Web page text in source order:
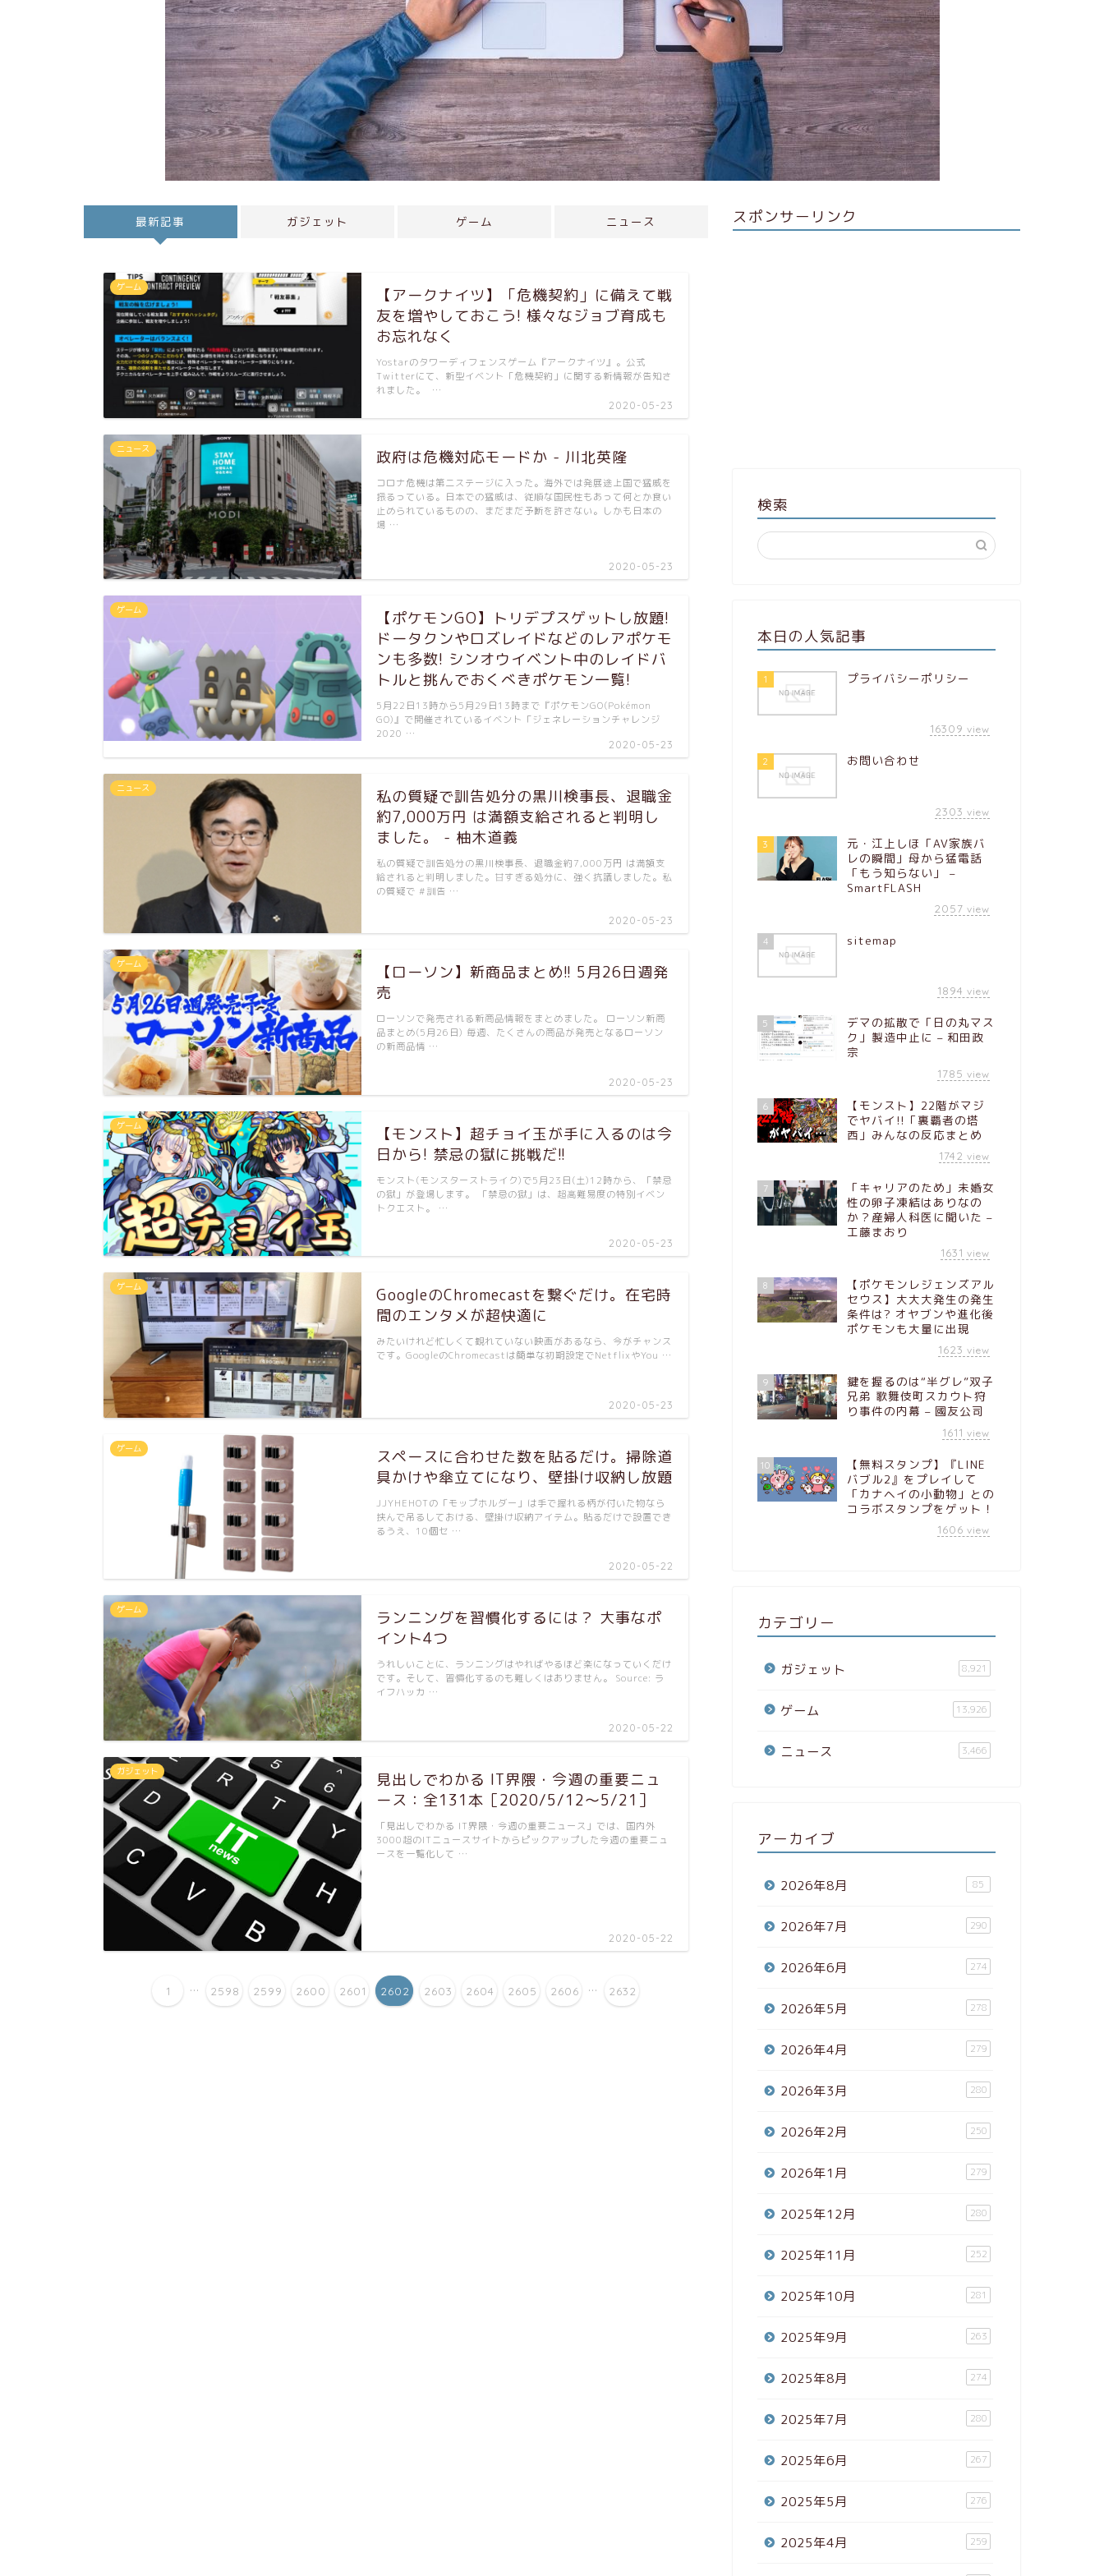
最新記事 ガジェット ゲーム ニュース
ゲーム
【アークナイツ】「危機契約」に備えて戦
友を増やしておこう! 様々なジョブ育成も
お忘れなく
2020-05-23
Yostarのタワーディフェンスゲーム『アークナイツ』。公式
Twitterにて、新型イベント「危機契約」に関する新情報が告知さ
れました。 …
ニュース 政府は危機対応モードか - 川北英隆
2020-05-23
コロナ危機は第二ステージに入った。海外では発展途上国で猛威を
振るっている。日本での猛威は、従順な国民性もあって何とか食い
止められているものの、まだまだ予断を許さない。しかも日本の
場 …
ゲーム
【ポケモンGO】トリデプスゲットし放題!
ドータクンやロズレイドなどのレアポケモ
ンも多数! シンオウイベント中のレイドバ
トルと挑んでおくべきポケモン一覧!
2020-05-23
5月22日13時から5月29日13時まで『ポケモンGO(Pokémon
GO)』で開催されているイベント「ジェネレーションチャレンジ
2020 …
ニュース
私の質疑で訓告処分の黒川検事長、退職金
約7,000万円 は満額支給されると判明し
ました。 - 柚木道義
2020-05-23
私の質疑で訓告処分の黒川検事長、退職金約7,000万円 は満額支
給されると判明しました。甘すぎる処分に、強く抗議しました。私
の質疑で #訓告 …
ゲーム
【ローソン】新商品まとめ!! 5月26日週発
売
2020-05-23
ローソンで発売される新商品情報をまとめました。 ローソン新商
品まとめ(5月26日) 毎週、たくさんの商品が発売となるローソン
の新商品情 …
ゲーム
【モンスト】超チョイ玉が手に入るのは今
日から! 禁忌の獄に挑戦だ!!
2020-05-23
モンスト(モンスターストライク)で5月23日(土)12時から、「禁忌
の獄」が登場します。 「禁忌の獄」は、超高難易度の特別イベン
トクエスト。 …
ゲーム
GoogleのChromecastを繋ぐだけ。在宅時
間のエンタメが超快適に
2020-05-23
みたいけれど忙しくて観れていない映画があるなら、今がチャンス
です。GoogleのChromecastは簡単な初期設定でNetflixやYou …
ゲーム
スペースに合わせた数を貼るだけ。掃除道
具かけや傘立てになり、壁掛け収納し放題
2020-05-22
JJYHEHOTの「モップホルダー」は手で握れる柄が付いた物なら
挟んで吊るしておける、壁掛け収納アイテム。貼るだけで設置でき
るうえ、10個セ …
ゲーム
ランニングを習慣化するには？ 大事なポ
イント4つ
2020-05-22
うれしいことに、ランニングはやればやるほど楽になっていくだけ
です。そして、習慣化するのも難しくはありません。 Source: ラ
イフハッカ …
ガジェット
見出しでわかる IT界隈・今週の重要ニュ
ース：全131本［2020/5/12～5/21］
2020-05-22
「見出しでわかる IT界隈・今週の重要ニュース」では、国内外
3000超のITニュースサイトからピックアップした今週の重要ニュ
ースを一覧化して …
1 ... 2598 2599 2600 2601 2602 2603 2604 2605 2606 ... 2632
ガジェット
ガジェット
ガジェット
スポンサーリンク
検索
本日の人気記事
1 プライバシーポリシー
16309 view
2 お問い合わせ
2303 view
3
元・江上しほ「AV家族バ
レの瞬間」母から猛電話
「もう知らない」 –
SmartFLASH
2057 view
4 sitemap
1894 view
5
デマの拡散で「日の丸マス
ク」製造中止に – 和田政
宗
1785 view
6
【モンスト】22階がマジ
でヤバイ!!「裏覇者の塔
西」みんなの反応まとめ
1742 view
7
「キャリアのため」未婚女
性の卵子凍結はありなの
か？産婦人科医に聞いた –
工藤まおり
1631 view
8
【ポケモンレジェンズアル
セウス】大大大発生の発生
条件は? オヤブンや進化後
ポケモンも大量に出現
1623 view
9
鍵を握るのは“半グレ”双子
兄弟 歌舞伎町スカウト狩
り事件の内幕 – 國友公司
1611 view
10
【無料スタンプ】『LINE
バブル2』をプレイして
「カナヘイの小動物」との
コラボスタンプをゲット！
1606 view
カテゴリー
ガジェット 8,921
ゲーム 13,926
ニュース 3,466
アーカイブ
2026年8月 85
2026年7月 290
2026年6月 274
2026年5月 278
2026年4月 279
2026年3月 280
2026年2月 250
2026年1月 279
2025年12月 280
2025年11月 252
2025年10月 281
2025年9月 263
2025年8月 274
2025年7月 280
2025年6月 267
2025年5月 276
2025年4月 259